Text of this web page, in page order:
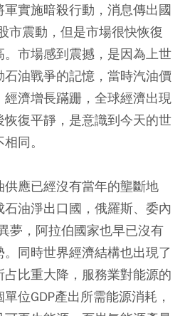
實施暗殺行動，消息傳出國
市震動，但是市場很快恢復
市場感到震撼，是因為上世
油戰爭的記憶，當時汽油價
濟增長蹣跚，全球經濟出現
復平靜，是意識到今天的世
同。
應已經沒有當年的壟斷地
油淨出口國，俄羅斯、委內
夢，阿拉伯國家也早已沒有
同時世界經濟結構也出現了
比重大降，服務業對能源的
位GDP產出所需能源消耗，